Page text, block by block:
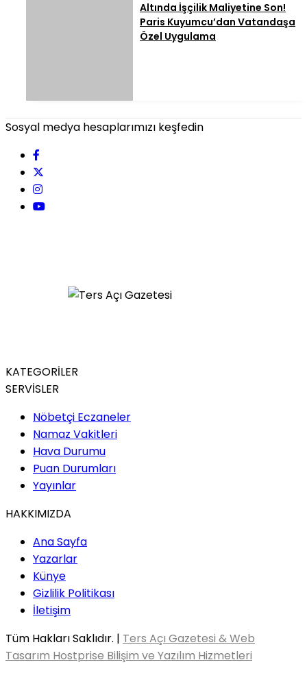
Altında İşçilik Maliyetine Son!
Paris Kuyumcu’dan Vatandaşa
Özel Uygulama
Sosyal medya hesaplarımızı keşfedin
KATEGORİLER
SERVİSLER
Nöbetçi Eczaneler
Namaz Vakitleri
Hava Durumu
Puan Durumları
Yayınlar
HAKKIMIZDA
Ana Sayfa
Yazarlar
Künye
Gizlilik Politikası
İletişim
Tüm Hakları Saklıdır. | Ters Açı Gazetesi & Web
Tasarım Hostprise Bilişim ve Yazılım Hizmetleri